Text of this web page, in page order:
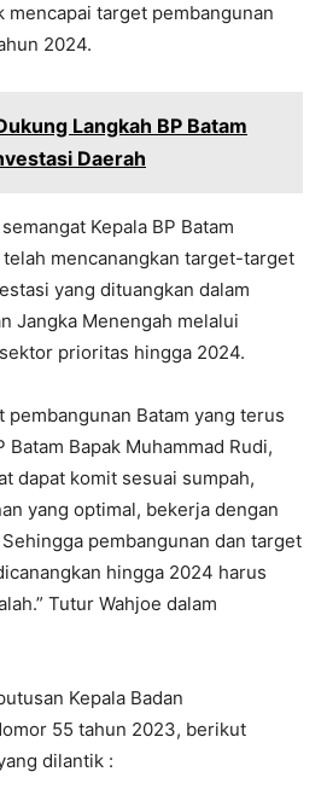
target pembangunan
2024.
Langkah BP Batam
Daerah
Kepala BP Batam
telah mencanangkan target-target
yang dituangkan dalam
Jangka Menengah melalui
prioritas hingga 2024.
pembangunan Batam yang terus
Batam Bapak Muhammad Rudi,
dapat komit sesuai sumpah,
yang optimal, bekerja dengan
pembangunan dan target
hingga 2024 harus
Tutur Wahjoe dalam
Kepala Badan
55 tahun 2023, berikut
dilantik :